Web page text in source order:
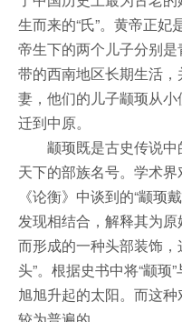
生而来的“氏”。黄帝正
帝生下的两个儿子分别是
带的西南地区长期生活
妻，他们的儿子颛顼从
迁到中原。
颛顼既是古史传说中
天下的部族名号。学术界
《论衡》中谈到的“颛顼
发现相结合，解释其为
而形成的一种头部装饰
头”。根据史书中将“颛顼
旭旭升起的太阳。而这